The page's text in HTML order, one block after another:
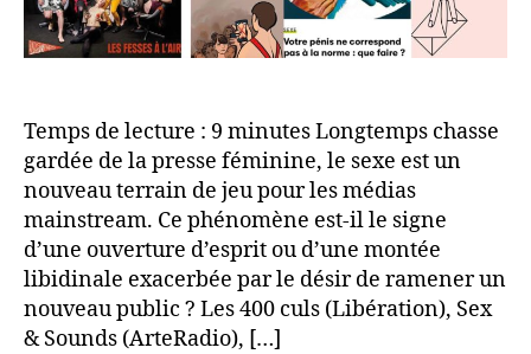
Temps de lecture : 9 minutes Longtemps chasse
gardée de la presse féminine, le sexe est un
nouveau terrain de jeu pour les médias
mainstream. Ce phénomène est-il le signe
d’une ouverture d’esprit ou d’une montée
libidinale exacerbée par le désir de ramener un
nouveau public ? Les 400 culs (Libération), Sex
& Sounds (ArteRadio), […]